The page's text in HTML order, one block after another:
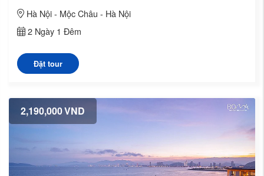
Hà Nội - Mộc Châu - Hà Nội
2 Ngày 1 Đêm
Đặt tour
2,190,000VND